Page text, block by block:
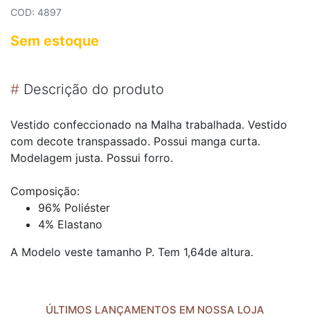
COD: 4897
Sem estoque
# Descrição do produto
Vestido confeccionado na Malha trabalhada. Vestido
com decote transpassado. Possui manga curta.
Modelagem justa. Possui forro.
Composição:
96% Poliéster
4% Elastano
A Modelo veste tamanho P. Tem 1,64de altura.
ÚLTIMOS LANÇAMENTOS EM NOSSA LOJA